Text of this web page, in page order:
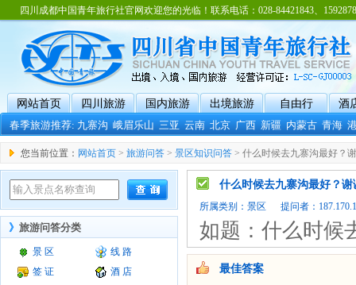
四川成都中国青年旅行社官网欢迎您的光临！联系电话：028-84421843、
网站首页 四川旅游 国内旅游 出境旅游 自由行
酒
春季旅游推荐:九寨沟 峨眉乐山 三亚 云南 北京 广西 新疆 内蒙古 青海
您当前位置： 网站首页 > 旅游问答 > 景区知识问答 > 什么时候去九寨沟最好？
》 旅游问答分类
景 区
线 路
签 证
酒 店
什么时候去九寨沟最好？谢
所属类别： 景区 提问者：
如题：什么时候
最佳答案